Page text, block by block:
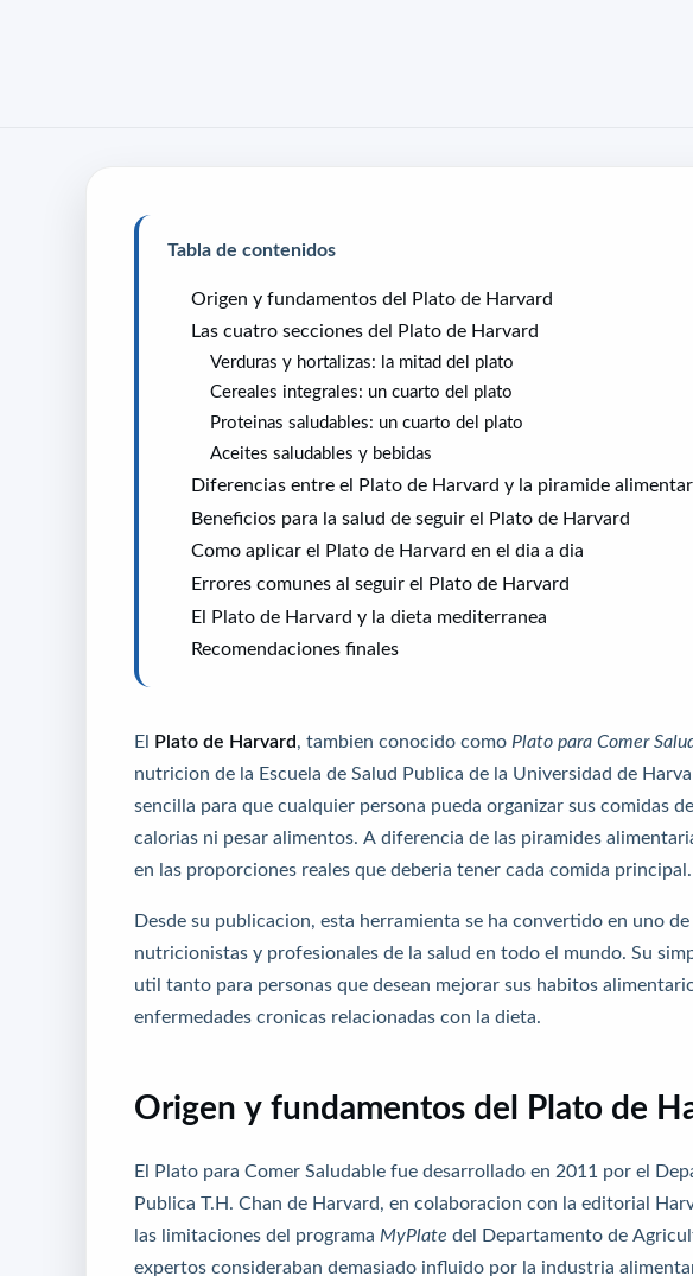
Tabla de contenidos
Origen y fundamentos del Plato de Harvard
Las cuatro secciones del Plato de Harvard
Verduras y hortalizas: la mitad del plato
Cereales integrales: un cuarto del plato
Proteinas saludables: un cuarto del plato
Aceites saludables y bebidas
Diferencias entre el Plato de Harvard y la piramide
Beneficios para la salud de seguir el Plato de Harvard
Como aplicar el Plato de Harvard en el dia a dia
Errores comunes al seguir el Plato de Harvard
El Plato de Harvard y la dieta mediterranea
Recomendaciones finales
El Plato de Harvard , tambien conocido como Plato para Comer
nutricion de la Escuela de Salud Publica de la Universidad de
sencilla para que cualquier persona pueda organizar sus comidas
calorias ni pesar alimentos. A diferencia de las piramides
en las proporciones reales que deberia tener cada comida principal.
Desde su publicacion, esta herramienta se ha convertido en uno
nutricionistas y profesionales de la salud en todo el mundo. Su
util tanto para personas que desean mejorar sus habitos
enfermedades cronicas relacionadas con la dieta.
Origen y fundamentos del Plato de
El Plato para Comer Saludable fue desarrollado en 2011 por el
Publica T.H. Chan de Harvard, en colaboracion con la editorial
las limitaciones del programa MyPlate del Departamento de
expertos consideraban demasiado influido por la industria